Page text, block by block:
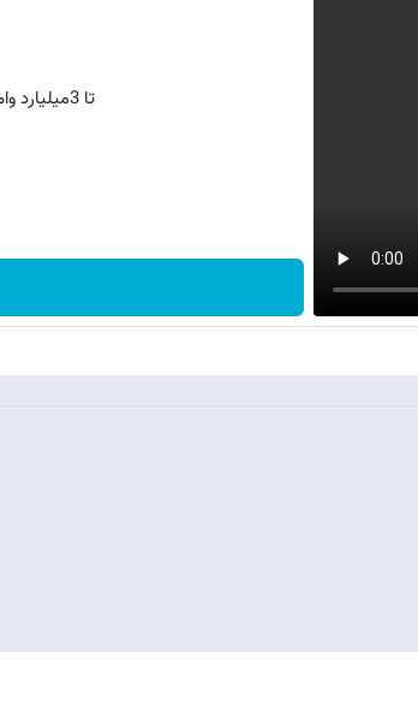
تا 3میلیارد وام سرمایه در گردش فروشندگان